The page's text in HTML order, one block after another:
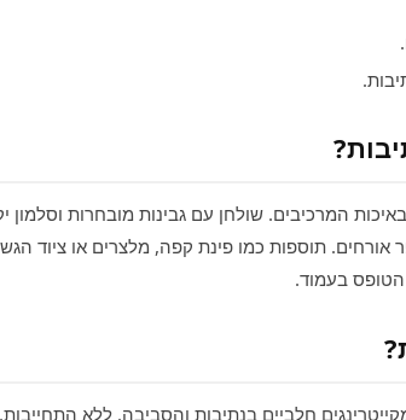
המרכיבים. שולחן עם גבינות מובחרות וסלמון
אורחים. תוספות כמו פינת קפה, מלצרים או ציוד
הטופס בעמוד.
חלביים בנתיבות והסביבה. ללא התחייבות.